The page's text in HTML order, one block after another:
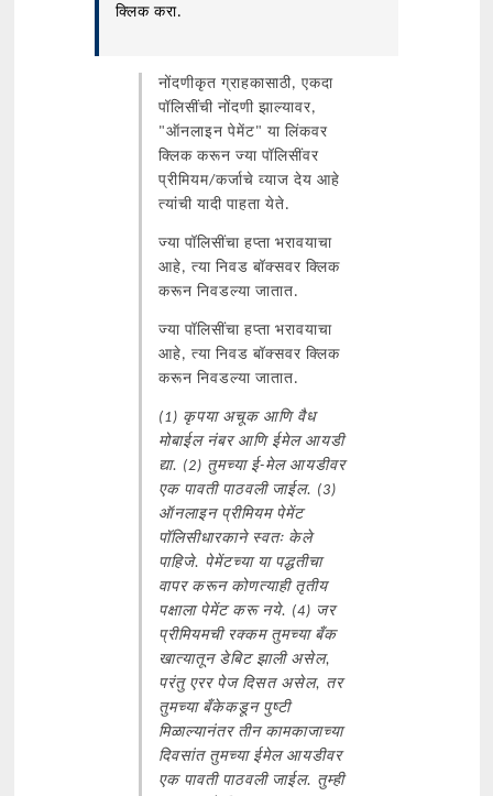
क्लिक करा.
नोंदणीकृत ग्राहकासाठी, एकदा
पॉलिसींची नोंदणी झाल्यावर,
"ऑनलाइन पेमेंट" या लिंकवर
क्लिक करून ज्या पॉलिसींवर
प्रीमियम/कर्जाचे व्याज देय आहे
त्यांची यादी पाहता येते.
ज्या पॉलिसींचा हप्ता भरावयाचा
आहे, त्या निवड बॉक्सवर क्लिक
करून निवडल्या जातात.
ज्या पॉलिसींचा हप्ता भरावयाचा
आहे, त्या निवड बॉक्सवर क्लिक
करून निवडल्या जातात.
(1) कृपया अचूक आणि वैध
मोबाईल नंबर आणि ईमेल आयडी
द्या. (2) तुमच्या ई-मेल आयडीवर
एक पावती पाठवली जाईल. (3)
ऑनलाइन प्रीमियम पेमेंट
पॉलिसीधारकाने स्वतः केले
पाहिजे. पेमेंटच्या या पद्धतीचा
वापर करून कोणत्याही तृतीय
पक्षाला पेमेंट करू नये. (4) जर
प्रीमियमची रक्कम तुमच्या बँक
खात्यातून डेबिट झाली असेल,
परंतु एरर पेज दिसत असेल, तर
तुमच्या बँकेकडून पुष्टी
मिळाल्यानंतर तीन कामकाजाच्या
दिवसांत तुमच्या ईमेल आयडीवर
एक पावती पाठवली जाईल. तुम्ही